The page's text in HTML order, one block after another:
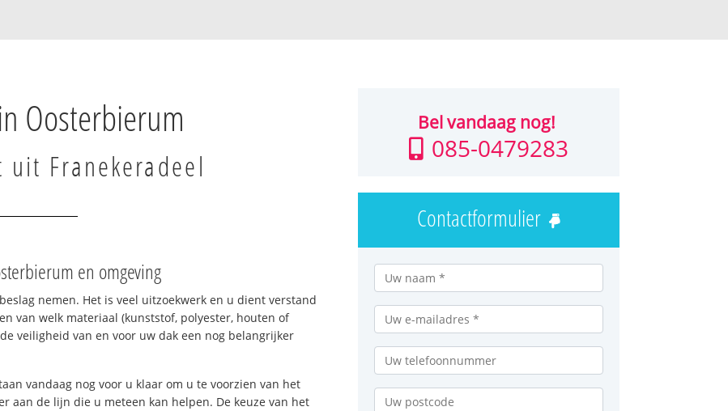
Oosterbierum
uit Franekeradeel
en omgeving
nemen. Het is veel uitzoekwerk en u dient verstand
van welk materiaal (kunststof, polyester, houten of
veiligheid van en voor uw dak een nog belangrijker
vandaag nog voor u klaar om u te voorzien van het
aan de lijn die u meteen kan helpen. De keuze van het
Bel vandaag nog!
085-0479283
Contactformulier